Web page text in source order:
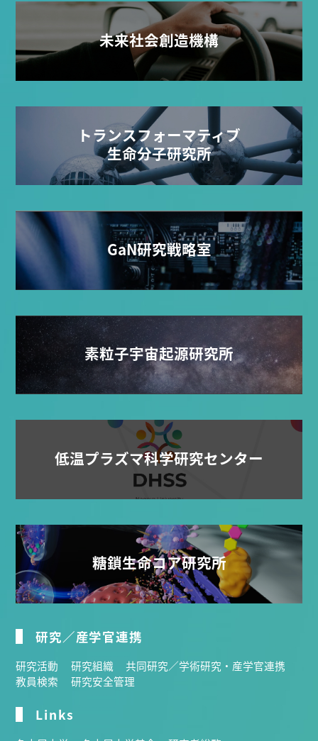
未来社会創造機構
トランスフォーマティブ
生命分子研究所
GaN研究戦略室
素粒子宇宙起源研究所
低温プラズマ科学研究センター
糖鎖生命コア研究所
研究／産学官連携
研究活動 研究組織
共同研究／学術研究・産学官連携
教員検索
研究安全管理
Links